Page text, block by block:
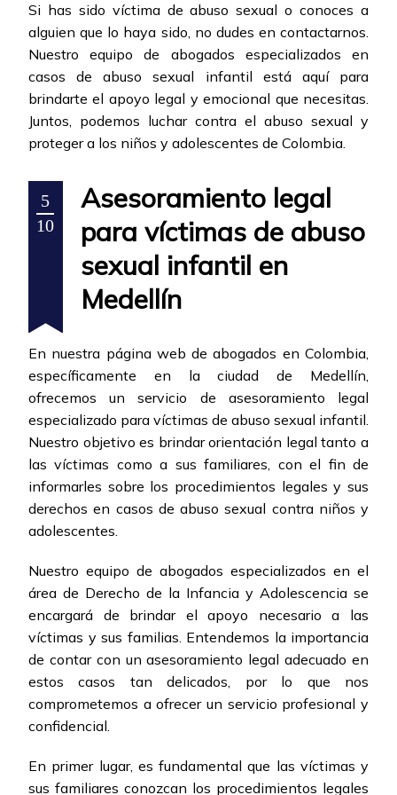
Si has sido víctima de abuso sexual o conoces a
alguien que lo haya sido, no dudes en contactarnos.
Nuestro equipo de abogados especializados en
casos de abuso sexual infantil está aquí para
brindarte el apoyo legal y emocional que necesitas.
Juntos, podemos luchar contra el abuso sexual y
proteger a los niños y adolescentes de Colombia.
5
10
Asesoramiento legal
para víctimas de abuso
sexual infantil en
Medellín
En nuestra página web de abogados en Colombia,
específicamente en la ciudad de Medellín,
ofrecemos un servicio de asesoramiento legal
especializado para víctimas de abuso sexual infantil.
Nuestro objetivo es brindar orientación legal tanto a
las víctimas como a sus familiares, con el fin de
informarles sobre los procedimientos legales y sus
derechos en casos de abuso sexual contra niños y
adolescentes.
Nuestro equipo de abogados especializados en el
área de Derecho de la Infancia y Adolescencia se
encargará de brindar el apoyo necesario a las
víctimas y sus familias. Entendemos la importancia
de contar con un asesoramiento legal adecuado en
estos casos tan delicados, por lo que nos
comprometemos a ofrecer un servicio profesional y
confidencial.
En primer lugar, es fundamental que las víctimas y
sus familiares conozcan los procedimientos legales